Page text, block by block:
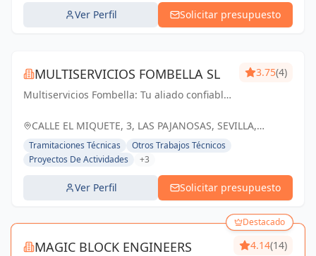
Ver Perfil Solicitar presupuesto
MULTISERVICIOS FOMBELLA SL
Multiservicios Fombella: Tu aliado confiable
soluciones sólidas para un futuro
3.75(4)
CALLE EL MIQUETE, 3, LAS PAJANOSAS, SEVILLA,
ESPAÑA, España
Tramitaciones Técnicas
Otros Trabajos Técnicos
Proyectos De Actividades
+3
Ver Perfil Solicitar presupuesto
Destacado
MAGIC BLOCK ENGINEERS 4.14(14)